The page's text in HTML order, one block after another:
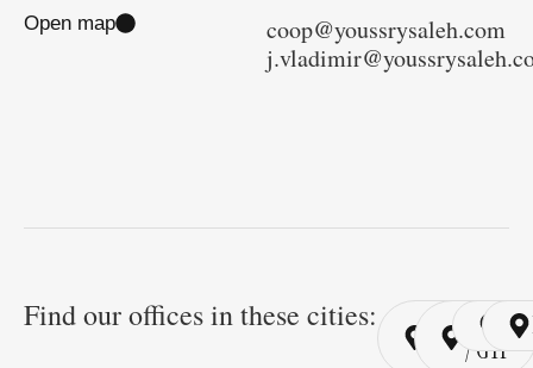
Open map
coop@youssrysaleh.com
Find our offices in these cities: Cairo
/ YSP
Cairo
/ GYP